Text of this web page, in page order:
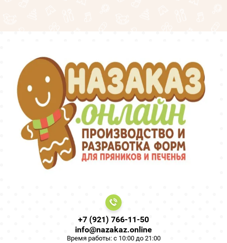
+7 (921) 766-11-50
info@nazakaz.online
Время работы: с 10:00 до 21:00